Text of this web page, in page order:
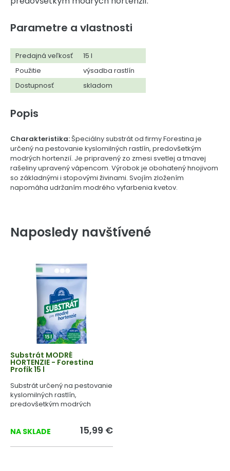
Parametre a vlastnosti
Predajná veľkosť
15 l
Použitie
výsadba rastlín
Dostupnosť
skladom
Popis
Charakteristika:Špeciálny substrát od firmy Forestina je
určený na pestovanie kyslomilných rastlín, predovšetkým
modrých hortenzií. Je pripravený zo zmesi svetlej a tmavej
rašeliny upravený vápencom. Výrobok je obohatený hnojivom
so základnými i stopovými živinami. Svojím zložením
napomáha udržaním modrého vyfarbenia kvetov.
Naposledy navštívené
Substrát MODRÉ
HORTENZIE - Forestina
Profík 15 l
Substrát určený na pestovanie
kyslomilných rastlín,
predovšetkým modrých
NA SKLADE 15,99 €